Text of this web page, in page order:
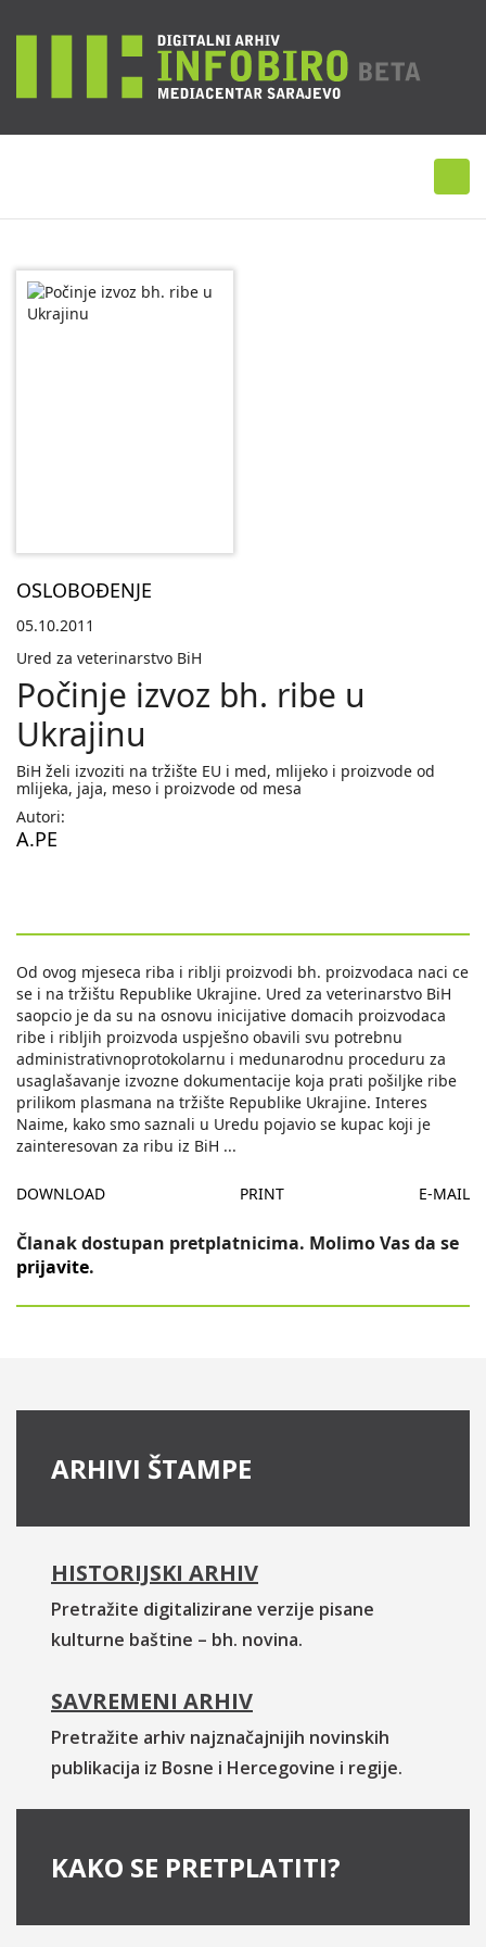
OSLOBOĐENJE
05.10.2011
Ured za veterinarstvo BiH
Počinje izvoz bh. ribe u
Ukrajinu
BiH želi izvoziti na tržište EU i med, mlijeko i proizvode od
mlijeka, jaja, meso i proizvode od mesa
Autori:
A.PE
Od ovog mjeseca riba i riblji proizvodi bh. proizvodaca naci ce
se i na tržištu Republike Ukrajine. Ured za veterinarstvo BiH
saopcio je da su na osnovu inicijative domacih proizvodaca
ribe i ribljih proizvoda uspješno obavili svu potrebnu
administrativnoprotokolarnu i medunarodnu proceduru za
usaglašavanje izvozne dokumentacije koja prati pošiljke ribe
prilikom plasmana na tržište Republike Ukrajine. Interes
Naime, kako smo saznali u Uredu pojavio se kupac koji je
zainteresovan za ribu iz BiH ...
DOWNLOAD PRINT E-MAIL
Članak dostupan pretplatnicima. Molimo Vas da se
prijavite.
ARHIVI ŠTAMPE
HISTORIJSKI ARHIV
Pretražite digitalizirane verzije pisane
kulturne baštine – bh. novina.
SAVREMENI ARHIV
Pretražite arhiv najznačajnijih novinskih
publikacija iz Bosne i Hercegovine i regije.
KAKO SE PRETPLATITI?